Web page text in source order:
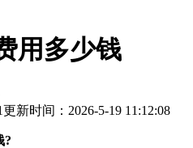
用多少钱
更新时间：2026-5-19 11:12:08
?